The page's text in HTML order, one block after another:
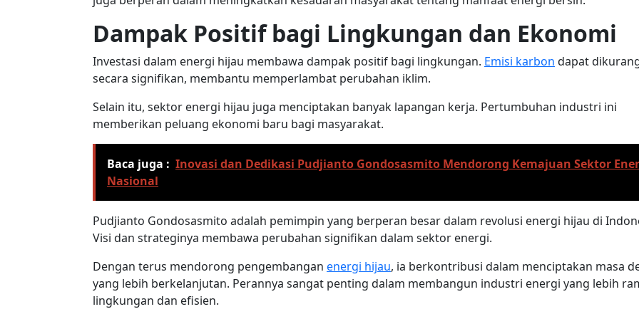
Dampak Positif bagi Lingkungan dan Ekonomi
Investasi dalam energi hijau membawa dampak positif bagi lingkungan. Emisi karbon dapat
secara signifikan, membantu memperlambat perubahan iklim.
Selain itu, sektor energi hijau juga menciptakan banyak lapangan kerja. Pertumbuhan industri ini
memberikan peluang ekonomi baru bagi masyarakat.
Baca juga : Inovasi dan Dedikasi Pudjianto Gondosasmito Mendorong Kemajuan Sektor
Nasional
Pudjianto Gondosasmito adalah pemimpin yang berperan besar dalam revolusi energi hijau di
Visi dan strateginya membawa perubahan signifikan dalam sektor energi.
Dengan terus mendorong pengembangan energi hijau, ia berkontribusi dalam menciptakan masa
yang lebih berkelanjutan. Perannya sangat penting dalam membangun industri energi yang lebih
lingkungan dan efisien.